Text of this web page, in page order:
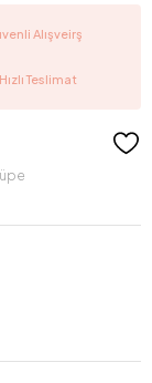
Alışveirş
Teslimat